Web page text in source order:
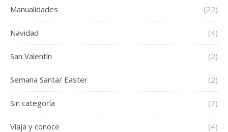
Manualidades (22)
Navidad (4)
San Valentín (2)
Semana Santa/ Easter (2)
Sin categoría (7)
Viaja y conoce (4)